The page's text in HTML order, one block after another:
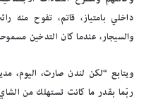
داخلي بامتياز، قاتم، تفوح منه
والسيجار، عندما كان التدخين
ويتابع “لكن لندن صارت، اليوم،
ربّما بقدر ما كانت تستهلك من